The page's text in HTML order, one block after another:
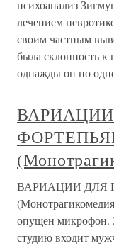
психоанализ
лечением
своим частным
была склонность
однажды он по
ВАРИАЦИИ ДЛЯ
опущен микрофон.
студию входит